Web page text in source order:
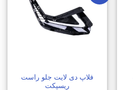
فلاپ دی لایت جلو راست
ریسپکت